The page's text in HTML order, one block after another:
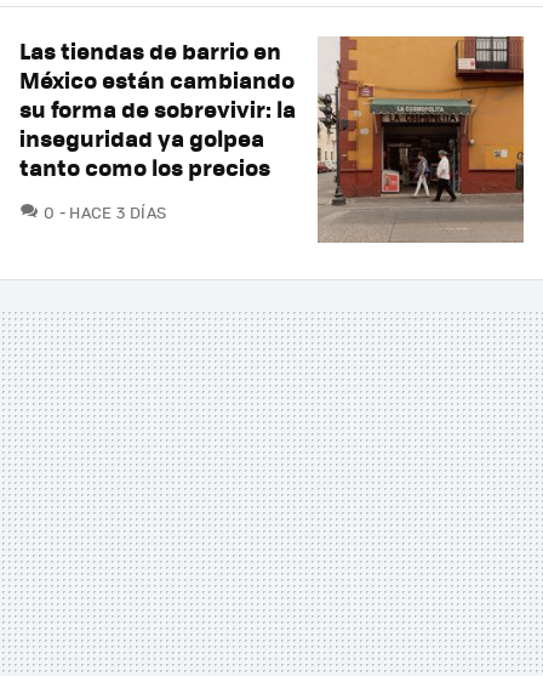
Las tiendas de barrio en
México están cambiando
su forma de sobrevivir: la
inseguridad ya golpea
tanto como los precios
0 COMENTARIOS
HACE 3 DÍAS